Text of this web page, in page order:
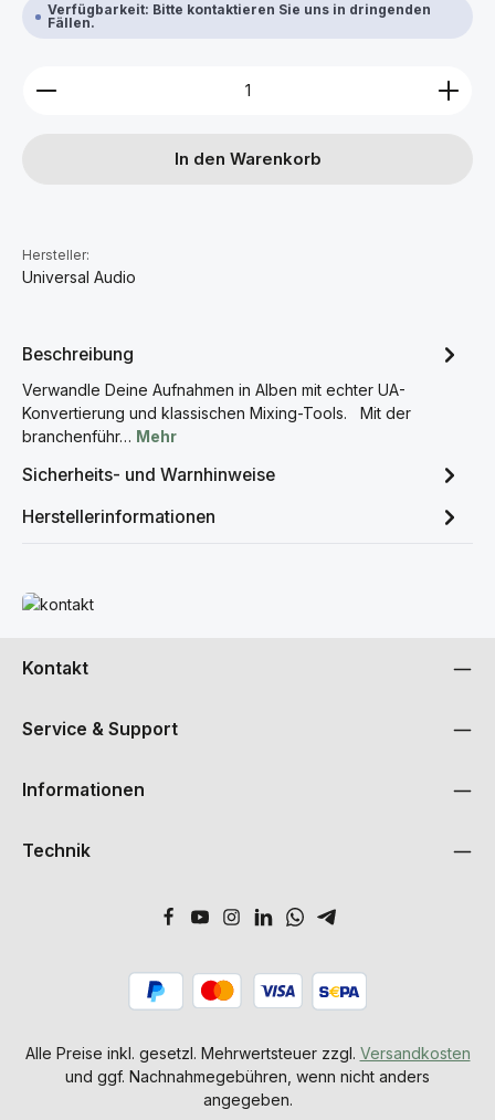
Verfügbarkeit: Bitte kontaktieren Sie uns in dringenden
Fällen.
Produkt Anzahl: Gib den gewünschten Wert ein
In den Warenkorb
Hersteller:
Universal Audio
Beschreibung
Verwandle Deine Aufnahmen in Alben mit echter UA-
Konvertierung und klassischen Mixing-Tools. Mit der
branchenführ… Mehr
Sicherheits- und Warnhinweise
Herstellerinformationen
Mehr erfahren
Kontakt
Service & Support
Informationen
Technik
Alle Preise inkl. gesetzl. Mehrwertsteuer zzgl. Versandkosten
und ggf. Nachnahmegebühren, wenn nicht anders
angegeben.